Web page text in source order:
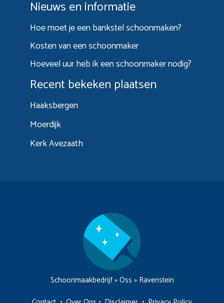
Nieuws en informatie
Hoe moet je een bankstel schoonmaken?
Kosten van een schoonmaker
Hoeveel uur heb ik een schoonmaker nodig?
Recent bekeken plaatsen
Haaksbergen
Moerdijk
Kerk Avezaath
Schoonmaakbedrijf»Oss » Ravenstein